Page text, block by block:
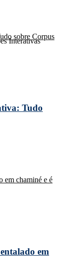
Tudo
em
Interativas